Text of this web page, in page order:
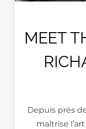
MEET
Depuis près
maîtrise